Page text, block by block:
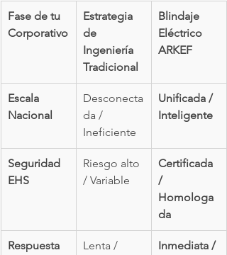
Fase de tu
Corporativo
Estrategia
de
Ingeniería
Tradicional
Blindaje
Eléctrico
ARKEF
Escala
Nacional
Desconecta
da /
Ineficiente
Unificada /
Inteligente
Seguridad
EHS
Riesgo alto
/ Variable
Certificada
/
Homologa
da
Respuesta
Lenta /
Inmediata /